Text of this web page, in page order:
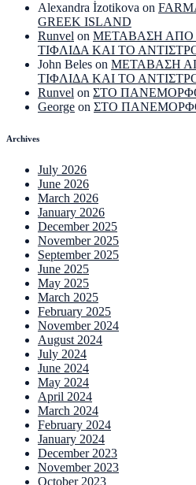
Alexandra İzotikova on
GREEK ISLAND
Runvel on ΜΕΤΑΒΑΣΗ ΑΠΟ
ΤΙΦΛΙΔΑ ΚΑΙ ΤΟ
John Beles on ΜΕΤΑΒΑΣΗ
ΤΙΦΛΙΔΑ ΚΑΙ ΤΟ
Runvel on ΣΤΟ
George on ΣΤΟ
Archives
July 2026
June 2026
March 2026
January 2026
December 2025
November 2025
September 2025
June 2025
May 2025
March 2025
February 2025
November 2024
August 2024
July 2024
June 2024
May 2024
April 2024
March 2024
February 2024
January 2024
December 2023
November 2023
October 2023